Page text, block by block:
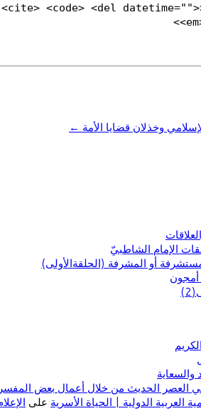
<code> <del datetime="">
وخذلان قضايا الأمة ←
الإمام الشاطبيّ
أو المشرفة (الحلقةالأولى)
أمجون
والسعاية
العصر الحديث من خلال أعمال بعض
على